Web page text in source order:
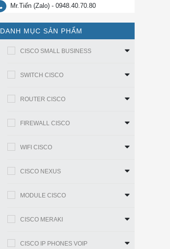
Mr.Tiến (Zalo) - 0948.40.70.80
DANH MỤC SẢN PHẨM
CISCO SMALL BUSINESS
SWITCH CISCO
ROUTER CISCO
FIREWALL CISCO
WIFI CISCO
CISCO NEXUS
MODULE CISCO
CISCO MERAKI
CISCO IP PHONES VOIP